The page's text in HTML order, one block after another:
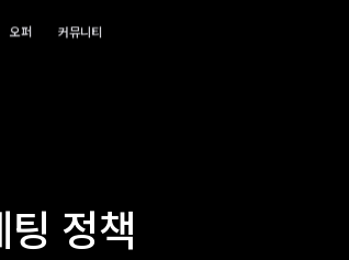
오퍼 커뮤니티
팅 정책